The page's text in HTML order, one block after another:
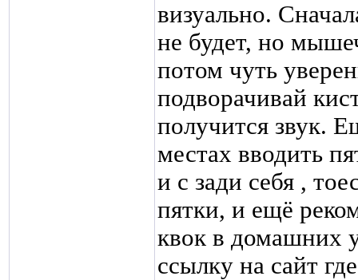
визуально.
не будет, но
потом чуть
подворачивай
получится звук.
местах вводить
и с зади себя ,
пятки, и ещё
квок в домашних
ссылку на сайт